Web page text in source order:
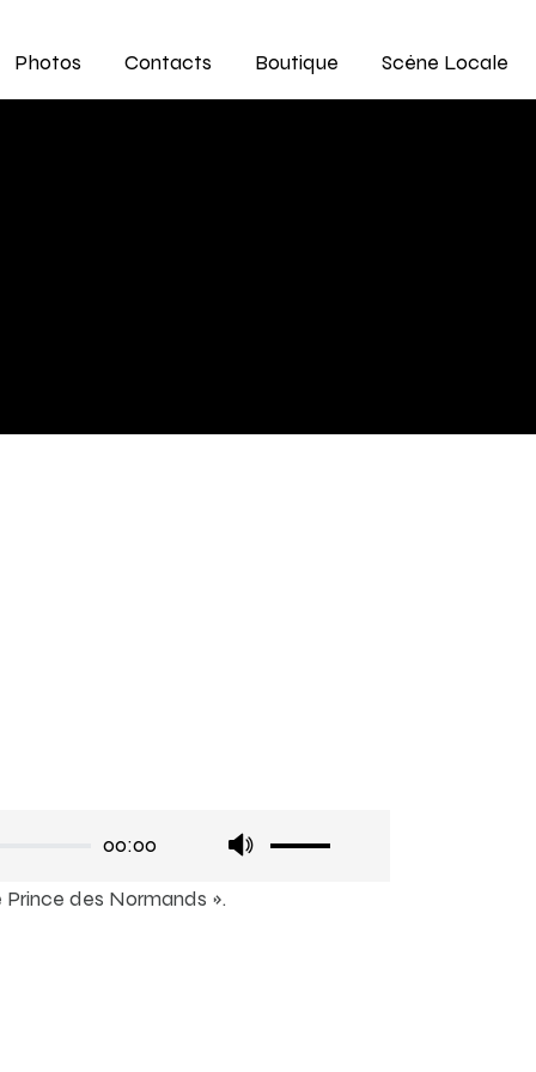
Photos Contacts Boutique Scène Locale
00:00
Prince des Normands ».